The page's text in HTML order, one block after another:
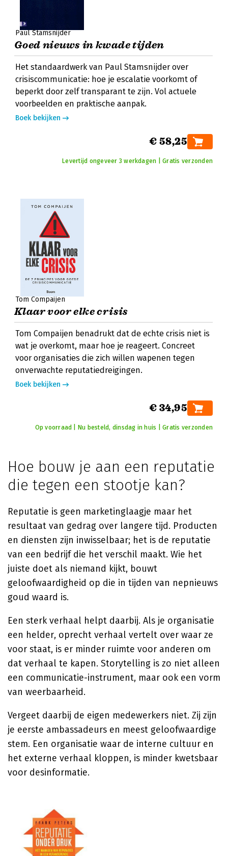
Paul Stamsnijder
Goed nieuws in kwade tijden
Het standaardwerk van Paul Stamsnijder over
crisiscommunicatie: hoe je escalatie voorkomt of
beperkt door zelf transparant te zijn. Vol actuele
voorbeelden en praktische aanpak.
Boek bekijken
€ 58,25
Levertijd ongeveer 3 werkdagen | Gratis verzonden
Tom Compaijen
Klaar voor elke crisis
Tom Compaijen benadrukt dat de echte crisis niet is
wat je overkomt, maar hoe je reageert. Concreet
voor organisaties die zich willen wapenen tegen
onverwachte reputatiedreigingen.
Boek bekijken
€ 34,95
Op voorraad | Nu besteld, dinsdag in huis | Gratis verzonden
Hoe bouw je aan een reputatie
die tegen een stootje kan?
Reputatie is geen marketinglaagje maar het
resultaat van gedrag over langere tijd. Producten
en diensten zijn inwisselbaar; het is de reputatie
van een bedrijf die het verschil maakt. Wie het
juiste doet als niemand kijkt, bouwt
geloofwaardigheid op die in tijden van nepnieuws
goud waard is.
Een sterk verhaal helpt daarbij. Als je organisatie
een helder, oprecht verhaal vertelt over waar ze
voor staat, is er minder ruimte voor anderen om
dat verhaal te kapen. Storytelling is zo niet alleen
een communicatie-instrument, maar ook een vorm
van weerbaarheid.
Vergeet daarbij de eigen medewerkers niet. Zij zijn
je eerste ambassadeurs en meest geloofwaardige
stem. Een organisatie waar de interne cultuur en
het externe verhaal kloppen, is minder kwetsbaar
voor desinformatie.